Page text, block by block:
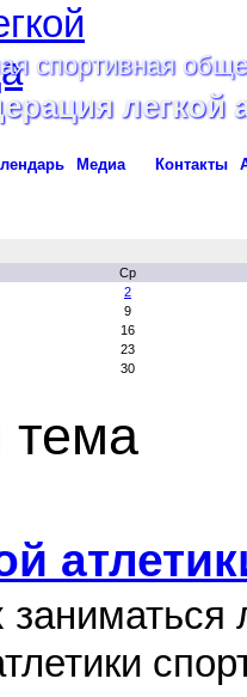
спортивная
легкой
Медиа Контакты
Ср
2
9
16
23
30
тема